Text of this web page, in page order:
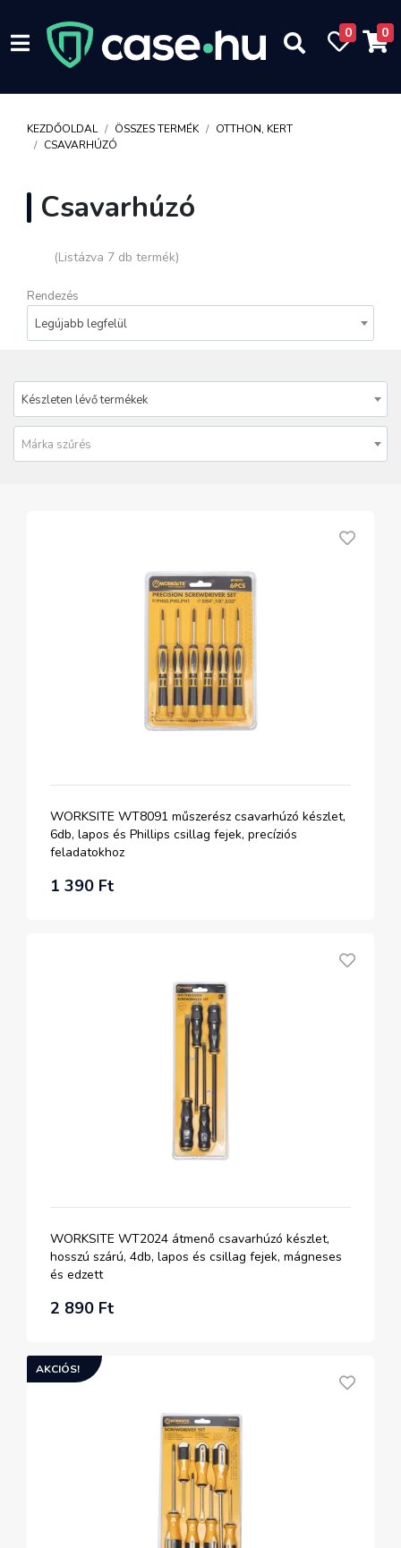
0 0
KEZDŐOLDAL ÖSSZES TERMÉK
OTTHON, KERT
CSAVARHÚZÓ
Csavarhúzó
(Listázva 7 db termék)
Rendezés
Legújabb legfelül
Készleten lévő termékek
Márka szűrés
WORKSITE WT8091 műszerész csavarhúzó készlet,
6db, lapos és Phillips csillag fejek, precíziós
feladatokhoz
1 390 Ft
WORKSITE WT2024 átmenő csavarhúzó készlet,
hosszú szárú, 4db, lapos és csillag fejek, mágneses
és edzett
2 890 Ft
AKCIÓS!